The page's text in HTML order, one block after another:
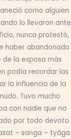
como alguien
lo llevaron ante
nunca protestó,
haber abandonado
de la esposa más
podía recordar las
la influencia de la
Tuvo mucho
con nadie que no
por todo devoto.
– saṅga – tyāga